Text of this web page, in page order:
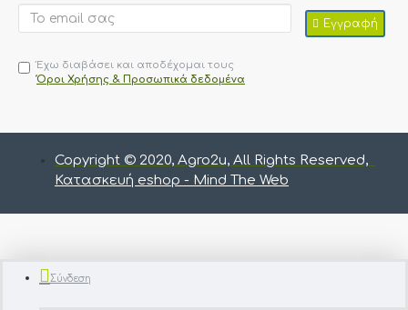
Εγγραφή
Έχω διαβάσει και αποδέχομαι τους
Όροι Χρήσης & Προσωπικά δεδομένα
Copyright © 2020, Agro2u, All Rights Reserved,
Κατασκευή eshop - Mind The Web
Σύνδεση